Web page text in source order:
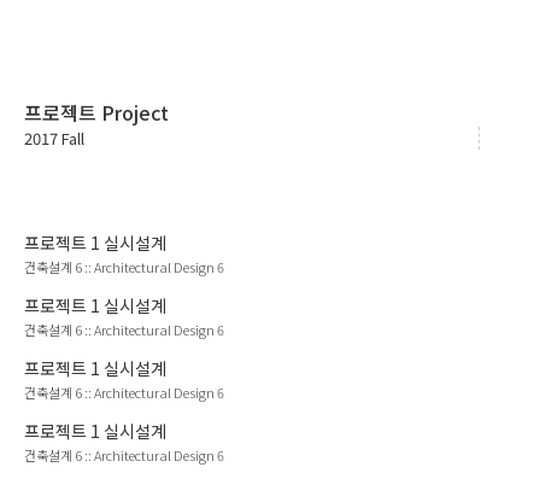
프로젝트 Project
2017 Fall
프로젝트 1 실시설계
건축설계 6::Architectural Design 6
프로젝트 1 실시설계
건축설계 6::Architectural Design 6
프로젝트 1 실시설계
건축설계 6::Architectural Design 6
프로젝트 1 실시설계
건축설계 6::Architectural Design 6